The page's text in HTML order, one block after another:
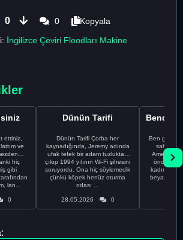
0 0
Kopyala
İngilizce Çeviri Floodları Makine
ettiniz,
ve
hiç
gibi
lan...
0
Dünün Tarifi
Dünün Tarifi Çorba her
kaynadığında, Jeremy adında
ufak tefek bir adam tuzluktan
çıkıp 1994 yılının Wi-Fi şifresini
soruyordu. Ona hiç söylemedik
çünkü köpek henüz oturma
odası ...
28.05.2026 0
Ben gururlu
sahip
önce
kadınla
beyaz